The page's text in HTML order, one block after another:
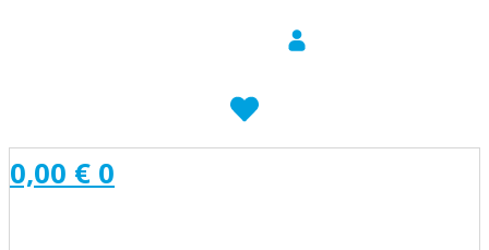
0,00 € 0